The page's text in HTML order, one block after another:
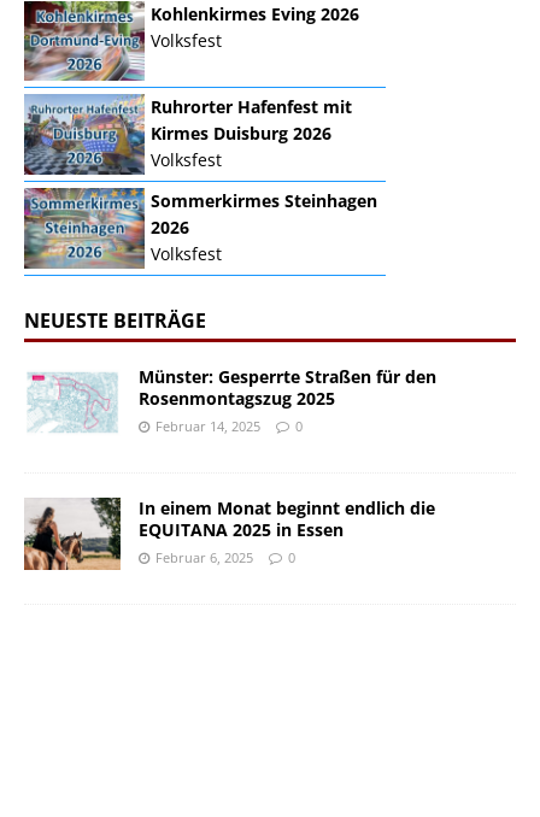
Kohlenkirmes Eving 2026
Volksfest
Ruhrorter Hafenfest mit
Kirmes Duisburg 2026
Volksfest
Sommerkirmes Steinhagen
2026
Volksfest
NEUESTE BEITRÄGE
Münster: Gesperrte Straßen für den
Rosenmontagszug 2025
Februar 14, 2025 0
In einem Monat beginnt endlich die
EQUITANA 2025 in Essen
Februar 6, 2025 0